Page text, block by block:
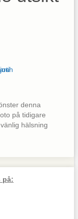
denna
på tidigare
hälsning
på: